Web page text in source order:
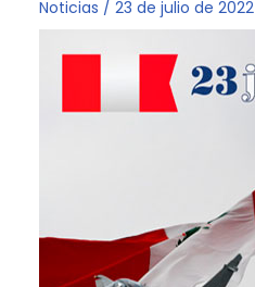
Noticias /23 de julio de 2022